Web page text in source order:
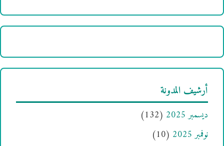
أرشيف المدونة
ديسمبر 2025
(132)
نوفمبر 2025
(10)